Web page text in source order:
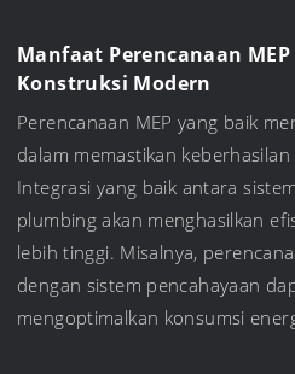
Manfaat Perencanaan
Konstruksi Modern
Perencanaan MEP yang baik
dalam memastikan
Integrasi yang baik antara
plumbing akan menghasilkan
lebih tinggi. Misalnya,
dengan sistem pencahayaan
mengoptimalkan konsumsi